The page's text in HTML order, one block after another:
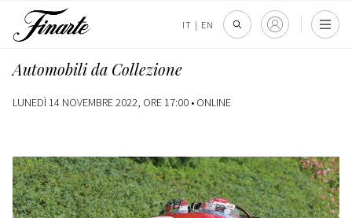
IT | EN
Automobili da Collezione
LUNEDÌ 14 NOVEMBRE 2022, ORE 17:00 • ONLINE